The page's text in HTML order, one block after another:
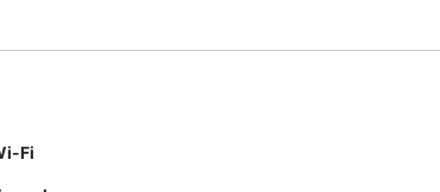
videoconferências, ar condicionado em todos os
uma varanda com vista mar, duche
Fi